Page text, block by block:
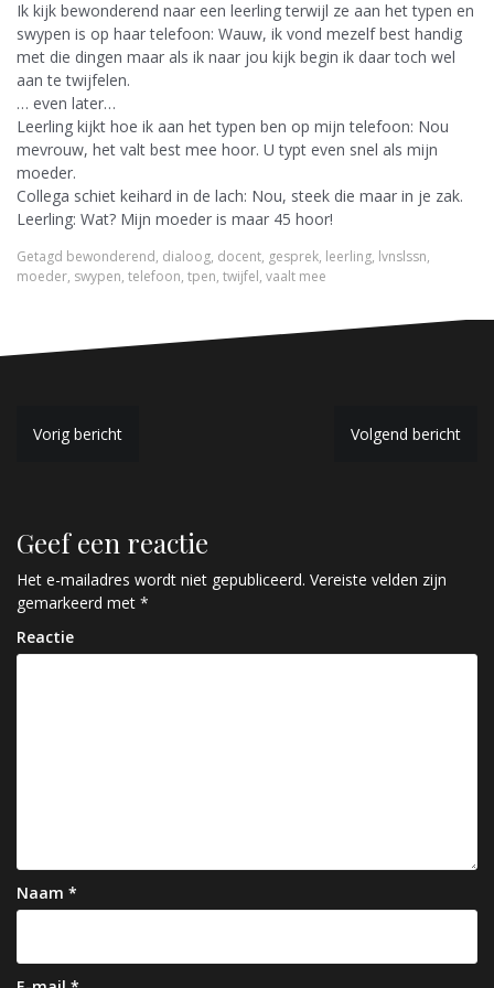
Ik kijk bewonderend naar een leerling terwijl ze aan het typen en
swypen is op haar telefoon: Wauw, ik vond mezelf best handig
met die dingen maar als ik naar jou kijk begin ik daar toch wel
aan te twijfelen.
… even later…
Leerling kijkt hoe ik aan het typen ben op mijn telefoon: Nou
mevrouw, het valt best mee hoor. U typt even snel als mijn
moeder.
Collega schiet keihard in de lach: Nou, steek die maar in je zak.
Leerling: Wat? Mijn moeder is maar 45 hoor!
Getagd bewonderend, dialoog, docent, gesprek, leerling, lvnslssn,
moeder, swypen, telefoon, tpen, twijfel, vaalt mee
B
i
c
h
t
a
t
i
Vorig bericht Volgend bericht
Geef een reactie
Het e-mailadres wordt niet gepubliceerd. Vereiste velden zijn
gemarkeerd met *
Reactie
Naam *